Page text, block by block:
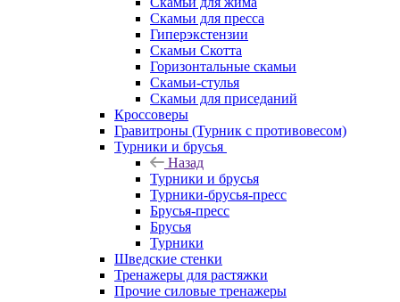
Скамьи для пресса
Гиперэкстензии
Скамьи Скотта
Горизонтальные скамьи
Скамьи-стулья
Скамьи для приседаний
Кроссоверы
Гравитроны (Турник с противовесом)
Турники и брусья
Назад
Турники и брусья
Турники-брусья-пресс
Брусья-пресс
Брусья
Турники
Шведские стенки
Тренажеры для растяжки
Прочие силовые тренажеры